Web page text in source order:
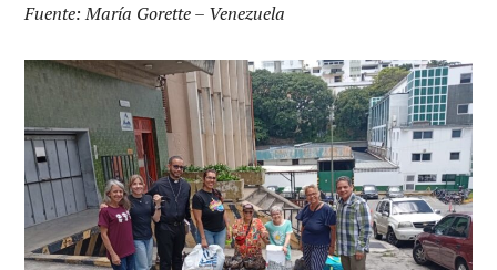
Fuente: María Gorette – Venezuela